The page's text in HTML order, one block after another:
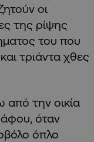
οι
της ρίψης
του που
τριάντα χθες
από την οικία
όταν
όπλο